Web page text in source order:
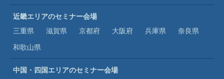
近畿エリアのセミナー会場
三重県
滋賀県 京都府 大阪府 兵庫県
奈良県
和歌山県
中国・四国エリアのセミナー会場